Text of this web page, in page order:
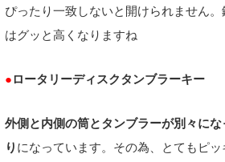
ぴったり一致しないと開けられません
はグッと高くなりますね
●ロータリーディスクタンブラーキー
外側と内側の筒とタンブラーが別々に
り になっています。その為、とてもピ